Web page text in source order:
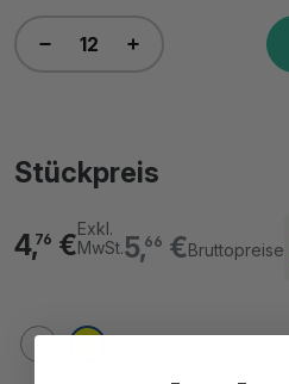
Stückpreis
5,66 €Bruttopreise
4,76 €Exkl.
MwSt.